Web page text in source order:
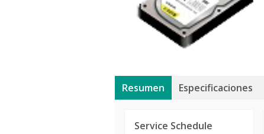
Resumen Especificaciones
Service Schedule